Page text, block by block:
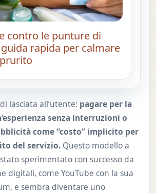
contro le punture di
rapida per calmare
lasciata all’utente: pagare per la
senza interruzioni o
come “costo” implicito per
del servizio.Questo modello a
sperimentato con successo da
digitali, come YouTube con la sua
e sembra diventare uno